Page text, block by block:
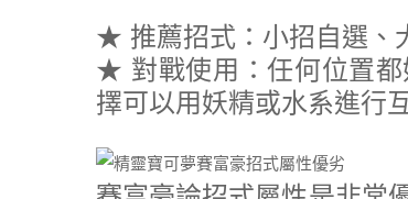
★ 推薦招式：小招自選、
★ 對戰使用：任何位置都
擇可以用妖精或水系進行